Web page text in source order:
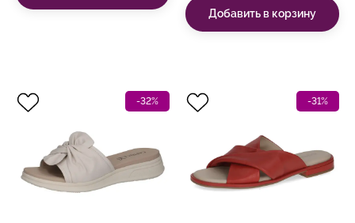
Добавить в корзину
-32% -31%